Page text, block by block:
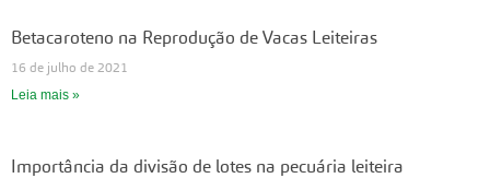
Betacaroteno na Reprodução de Vacas Leiteiras
16 de julho de 2021
Leia mais »
Importância da divisão de lotes na pecuária leiteira